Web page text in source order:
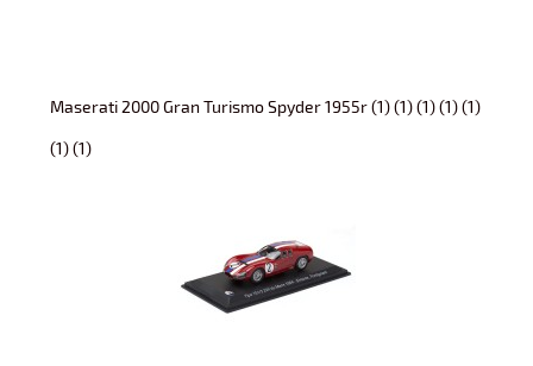
Maserati 2000 Gran Turismo Spyder 1955r (1) (1) (1) (1) (1)
(1) (1)